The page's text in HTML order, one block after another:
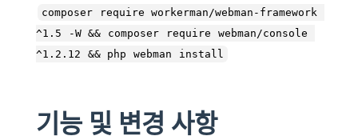
composer require workerman/webman-framework
^1.5 -W && composer require webman/console
^1.2.12 && php webman install
기능 및 변경 사항